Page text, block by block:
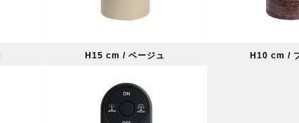
H15 cm / ベージュ H10 cm /